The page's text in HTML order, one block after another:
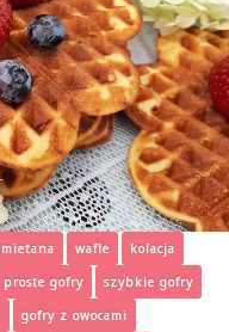
wafle
kolacja
proste gofry
szybkie gofry
gofry z owocami